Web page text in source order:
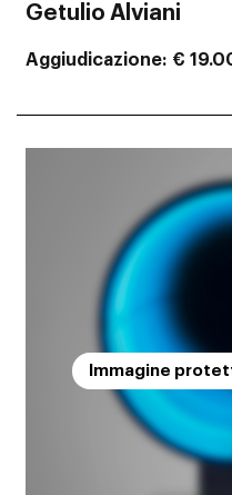
Getulio Alviani
Aggiudicazione €
Immagine